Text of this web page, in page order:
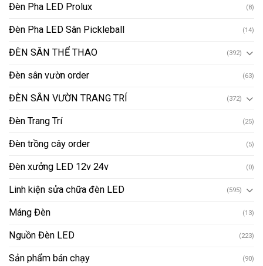
Đèn Pha LED Prolux (8)
Đèn Pha LED Sân Pickleball (14)
ĐÈN SÂN THỂ THAO (392)
Đèn sân vườn order (63)
ĐÈN SÂN VƯỜN TRANG TRÍ (372)
Đèn Trang Trí (25)
Đèn trồng cây order (5)
Đèn xưởng LED 12v 24v (0)
Linh kiện sửa chữa đèn LED (595)
Máng Đèn (13)
Nguồn Đèn LED (223)
Sản phẩm bán chạy (90)